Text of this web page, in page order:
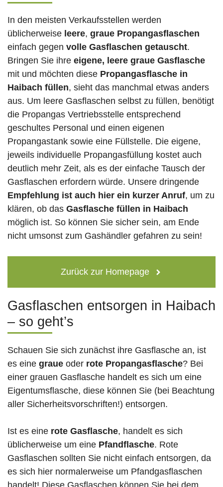
In den meisten Verkaufsstellen werden
üblicherweise leere, graue Propangasflaschen
einfach gegen volle Gasflaschen getauscht.
Bringen Sie ihre eigene, leere graue Gasflasche
mit und möchten diese Propangasflasche in
Haibach füllen, sieht das manchmal etwas anders
aus. Um leere Gasflaschen selbst zu füllen, benötigt
die Propangas Vertriebsstelle entsprechend
geschultes Personal und einen eigenen
Propangastank sowie eine Füllstelle. Die eigene,
jeweils individuelle Propangasfüllung kostet auch
deutlich mehr Zeit, als es der einfache Tausch der
Gasflaschen erfordern würde. Unsere dringende
Empfehlung ist auch hier ein kurzer Anruf, um zu
klären, ob das Gasflasche füllen in Haibach
möglich ist. So können Sie sicher sein, am Ende
nicht umsonst zum Gashändler gefahren zu sein!
Zurück zur Homepage
Gasflaschen entsorgen in Haibach
– so geht’s
Schauen Sie sich zunächst ihre Gasflasche an, ist
es eine graue oder rote Propangasflasche? Bei
einer grauen Gasflasche handelt es sich um eine
Eigentumsflasche, diese können Sie (bei Beachtung
aller Sicherheitsvorschriften!) entsorgen.
Ist es eine rote Gasflasche, handelt es sich
üblicherweise um eine Pfandflasche. Rote
Gasflaschen sollten Sie nicht einfach entsorgen, da
es sich hier normalerweise um Pfandgasflaschen